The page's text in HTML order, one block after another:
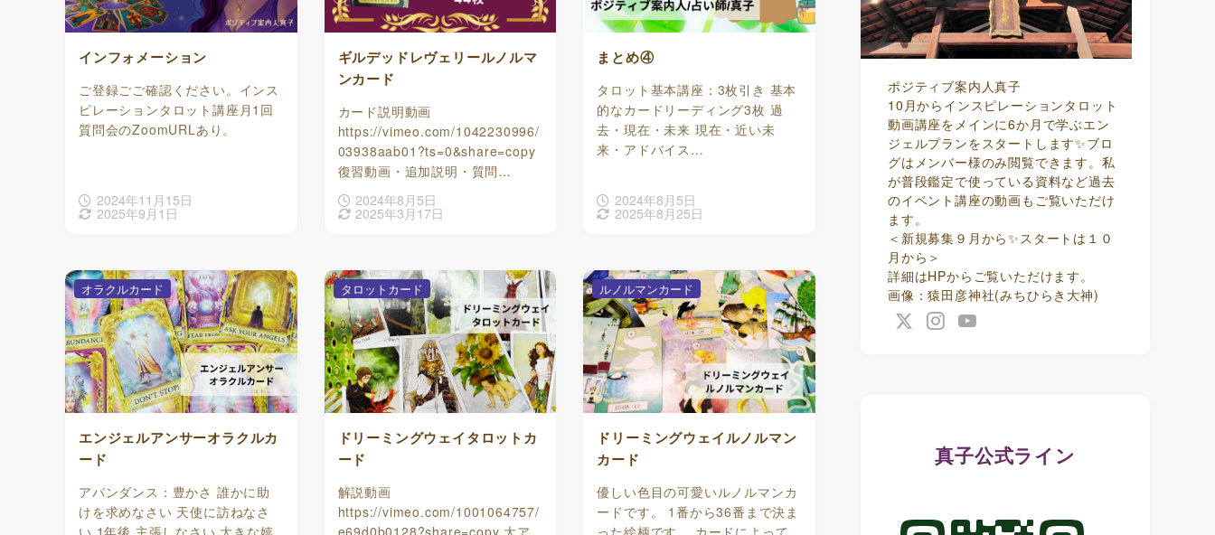
インフォメーション
ご登録ごご確認ください。インス
ピレーションタロット講座月1回
質問会のZoomURLあり。
2024年11月15日
2025年9月1日
ギルデッドレヴェリールノルマ
ンカード
カード説明動画
https://vimeo.com/1042230996/
03938aab01?ts=0&share=copy
復習動画・追加説明・質問…
2024年8月5日
2025年3月17日
まとめ④
タロット基本講座：3枚引き 基本
的なカードリーディング3枚 過
去・現在・未来 現在・近い未
来・アドバイス…
2024年8月5日
2025年8月25日
エンジェルアンサーオラクルカ
ード
アバンダンス：豊かさ 誰かに助
けを求めなさい 天使に訪ねなさ
い 1年後 主張しなさい 大きな嬉
オラクルカード
ドリーミングウェイタロットカ
ード
解説動画
https://vimeo.com/1001064757/
e69d0b0128?share=copy 大ア
タロットカード
ドリーミングウェイルノルマン
カード
優しい色目の可愛いルノルマンカ
ードです。 1番から36番まで決ま
った絵柄です。 カードによって
ルノルマンカード
ポジティブ案内人真子
10月からインスピレーションタロット
動画講座をメインに6か月で学ぶエン
ジェルプランをスタートします✨ブロ
グはメンバー様のみ閲覧できます。私
が普段鑑定で使っている資料など過去
のイベント講座の動画もご覧いただけ
ます。
＜新規募集９月から✨スタートは１０
月から＞
詳細はHPからご覧いただけます。
画像：猿田彦神社(みちひらき大神)
真子公式ライン